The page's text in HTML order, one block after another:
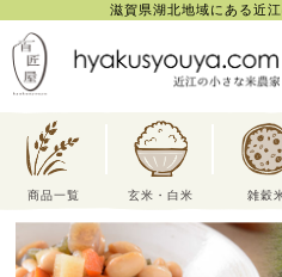
滋賀県湖北地域にある近
商品一覧 玄米・白米 雑穀